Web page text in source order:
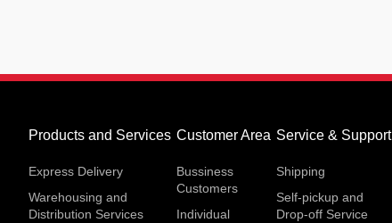
Products and Services
Express Delivery
Warehousing and
Distribution Services
Customer Area
Bussiness
Customers
Individual
Service & Support
Shipping
Self-pickup and
Drop-off Service